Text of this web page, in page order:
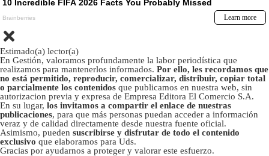
Estimado(a) lector(a)
En Gestión, valoramos profundamente la labor periodística que
realizamos para mantenerlos informados. Por ello, les recordamos que
no está permitido, reproducir, comercializar, distribuir, copiar total
o parcialmente los contenidos que publicamos en nuestra web, sin
autorizacion previa y expresa de Empresa Editora El Comercio S.A.
En su lugar, los invitamos a compartir el enlace de nuestras
publicaciones, para que más personas puedan acceder a información
veraz y de calidad directamente desde nuestra fuente oficial.
Asimismo, pueden suscribirse y disfrutar de todo el contenido
exclusivo que elaboramos para Uds.
Gracias por ayudarnos a proteger y valorar este esfuerzo.